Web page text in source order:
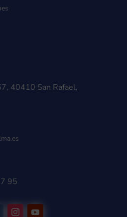
40410 San Rafael,
95